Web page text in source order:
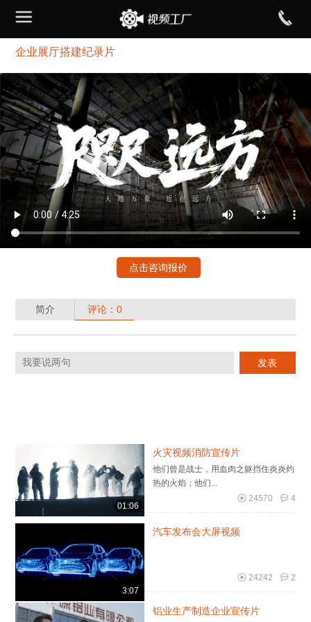
企业展厅搭建纪录片
点击咨询报价
简介 评论：0
01:06
火灾视频消防宣传片
他们曾是战士，用血肉之躯挡住炎炎灼
热的火焰；他们...
4
24570
3:07
汽车发布会大屏视频
2
24242
铝业生产制造企业宣传片